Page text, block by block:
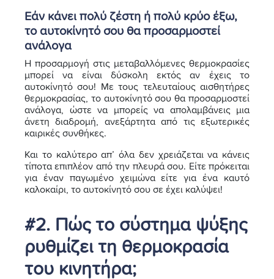
Εάν κάνει πολύ ζέστη ή πολύ κρύο έξω,
το αυτοκίνητό σου θα προσαρμοστεί
ανάλογα
Η προσαρμογή στις μεταβαλλόμενες θερμοκρασίες
μπορεί να είναι δύσκολη εκτός αν έχεις το
αυτοκίνητό σου! Με τους τελευταίους αισθητήρες
θερμοκρασίας, το αυτοκίνητό σου θα προσαρμοστεί
ανάλογα, ώστε να μπορείς να απολαμβάνεις μια
άνετη διαδρομή, ανεξάρτητα από τις εξωτερικές
καιρικές συνθήκες.
Και το καλύτερο απ’ όλα δεν χρειάζεται να κάνεις
τίποτα επιπλέον από την πλευρά σου. Είτε πρόκειται
για έναν παγωμένο χειμώνα είτε για ένα καυτό
καλοκαίρι, το αυτοκίνητό σου σε έχει καλύψει!
#2. Πώς το σύστημα ψύξης
ρυθμίζει τη θερμοκρασία
του κινητήρα;